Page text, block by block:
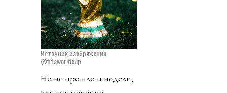
Источник изображения
@fifaworldcup
Но не прошло и недели,